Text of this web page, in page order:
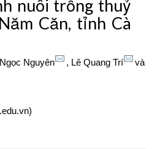
nuôi trồng thuỷ
Căn, tỉnh Cà
Nguyên , Lê Quang Trí
và